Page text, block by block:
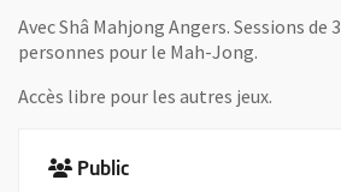
Avec Shâ Mahjong Angers. Sessions de
personnes pour le Mah-Jong.
Accès libre pour les autres jeux.
Public